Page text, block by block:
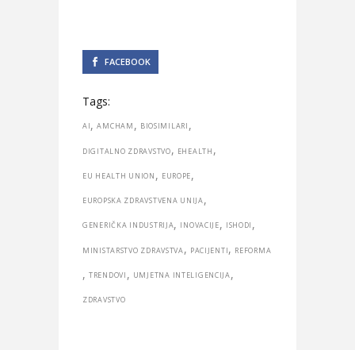
FACEBOOK
Tags:
AI,AMCHAM , BIOSIMILARI ,
DIGITALNO ZDRAVSTVO, EHEALTH ,
EU HEALTH UNION , EUROPE,
EUROPSKA ZDRAVSTVENA UNIJA,
GENERIČKA INDUSTRIJA, INOVACIJE, ISHODI ,
MINISTARSTVO ZDRAVSTVA, PACIJENTI, REFORMA
, TRENDOVI , UMJETNA INTELIGENCIJA,
ZDRAVSTVO